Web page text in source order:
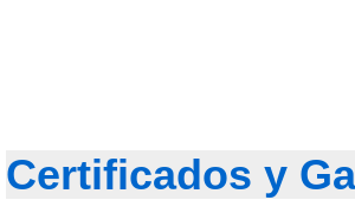
Certificados y